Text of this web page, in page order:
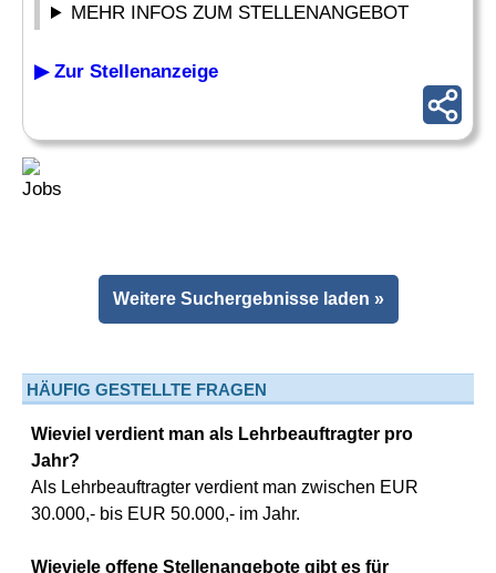
MEHR INFOS ZUM STELLENANGEBOT
▶ Zur Stellenanzeige
Weitere Suchergebnisse laden »
HÄUFIG GESTELLTE FRAGEN
Wieviel verdient man als Lehrbeauftragter pro
Jahr?
Als Lehrbeauftragter verdient man zwischen EUR
30.000,- bis EUR 50.000,- im Jahr.
Wieviele offene Stellenangebote gibt es für